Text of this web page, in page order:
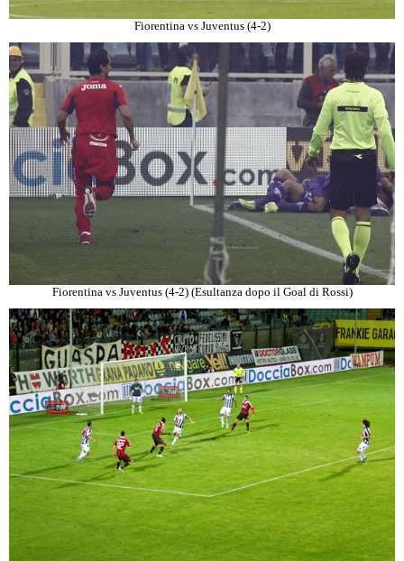
Fiorentina vs Juventus (4-2)
Fiorentina vs Juventus (4-2) (Esultanza dopo il Goal di Rossi)